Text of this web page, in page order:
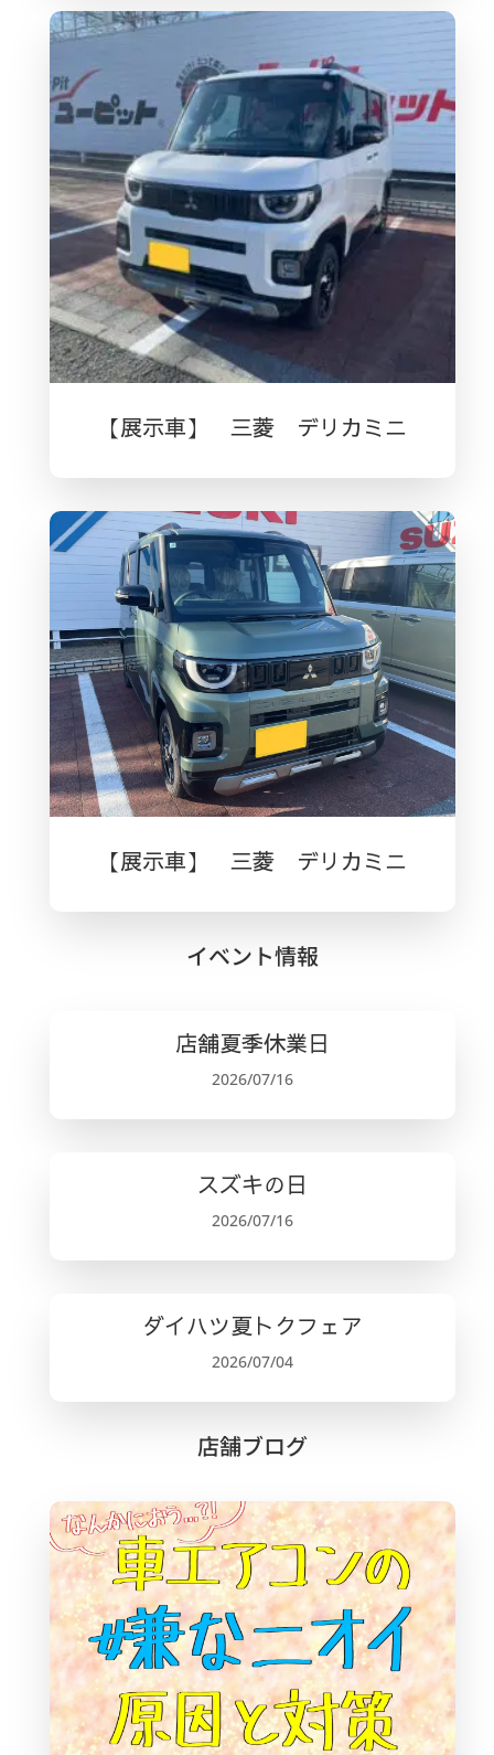
【展示車】 三菱 デリカミニ
【展示車】 三菱 デリカミニ
イベント情報
店舗夏季休業日
2026/07/16
スズキの日
2026/07/16
ダイハツ夏トクフェア
2026/07/04
店舗ブログ